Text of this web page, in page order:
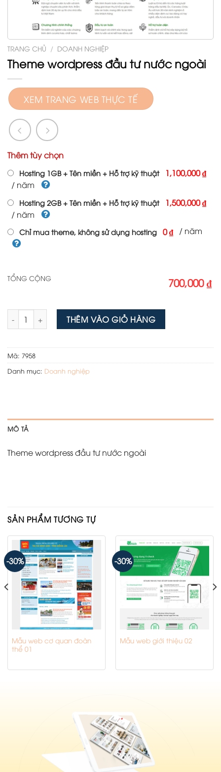
TRANG CHỦ / DOANH NGHIỆP
Theme wordpress đầu tư nước ngoài
XEM TRANG WEB THỰC TẾ
Thêm tùy chọn
Hosting 1GB + Tên miền + Hỗ trợ kỹ thuật
1,100,000 ₫
/ năm
Hosting 2GB + Tên miền + Hỗ trợ kỹ thuật
1,500,000 ₫
/ năm
Chỉ mua theme, không sử dụng hosting 0 ₫ / năm
TỔNG CỘNG 700,000 ₫
Theme wordpress đầu tư nước ngoài số lượng
THÊM VÀO GIỎ HÀNG
Mã: 7958
Danh mục: Doanh nghiệp
MÔ TẢ
Theme wordpress đầu tư nước ngoài
SẢN PHẨM TƯƠNG TỰ
-30%
Mẫu web cơ quan đoàn
thể 01
-30%
Mẫu web giới thiệu 02